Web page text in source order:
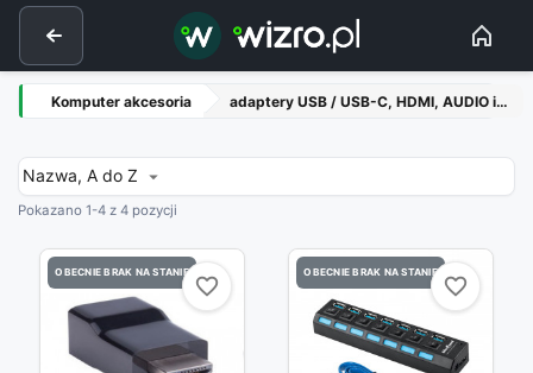
Komputer akcesoria adaptery USB / USB-C, HDMI, AUDIO itp.
Nazwa, A do Z 
Pokazano 1-4 z 4 pozycji
OBECNIE BRAK NA STANIE
favorite_border
favorite_border
OBECNIE BRAK NA STANIE
favorite_border
favorite_border